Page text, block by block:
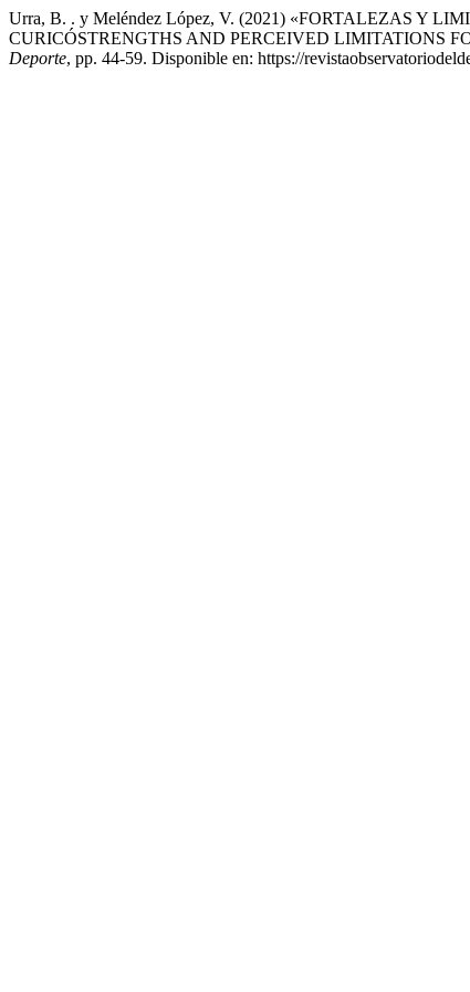
Urra, B. . y Meléndez López, V. (2021) «FORTALEZAS Y
CURICÓSTRENGTHS AND PERCEIVED LIMITATIONS
Deporte, pp. 44-59. Disponible en: https://